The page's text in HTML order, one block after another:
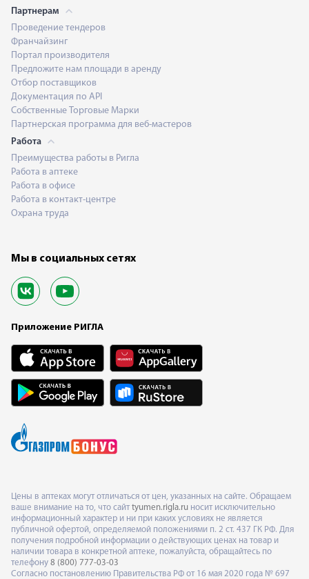
Партнерам
Проведение тендеров
Франчайзинг
Портал производителя
Предложите нам площади в аренду
Отбор поставщиков
Документация по API
Собственные Торговые Марки
Партнерская программа для веб-мастеров
Работа
Преимущества работы в Ригла
Работа в аптеке
Работа в офисе
Работа в контакт-центре
Охрана труда
Мы в социальных сетях
Приложение РИГЛА
Цены в аптеках могут отличаться от цен, указанных на сайте. Обращаем
ваше внимание на то, что сайт tyumen.rigla.ru носит исключительно
информационный характер и ни при каких условиях не является
публичной офертой, определяемой положениями п. 2 ст. 437 ГК РФ. Для
получения подробной информации о действующих ценах на товар и
наличии товара в конкретной аптеке, пожалуйста, обращайтесь по
телефону 8 (800) 777-03-03
Согласно постановлению Правительства РФ от 16 мая 2020 года № 697